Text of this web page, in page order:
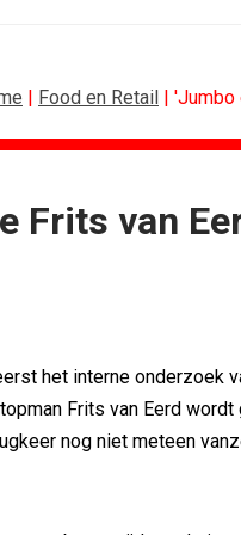
| Food en Retail | 'Jumbo
Frits van
het interne onderzoek
Frits van Eerd wordt
nog niet meteen
premium
als...
De